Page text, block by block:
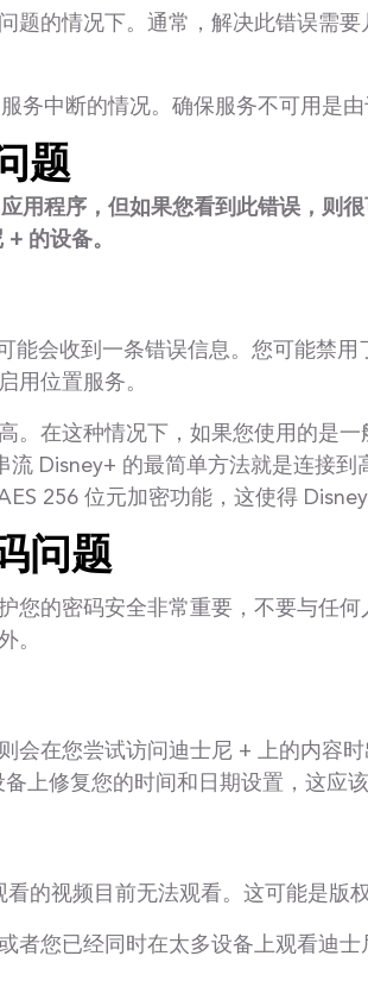
题的情况下。通常，解决此错误需
务中断的情况。确保服务不可用是
题
用程序，但如果您看到此错误，则
的设备。
会收到一条错误信息。您可能禁
用位置服务。
。在这种情况下，如果您使用的是
Disney+ 的最简单方法就是连接
256 位元加密功能，这使得
问题
您的密码安全非常重要，不要与任
。
会在您尝试访问迪士尼 + 上的内容
上修复您的时间和日期设置，这应
的视频目前无法观看。这可能是版
者您已经同时在太多设备上观看迪